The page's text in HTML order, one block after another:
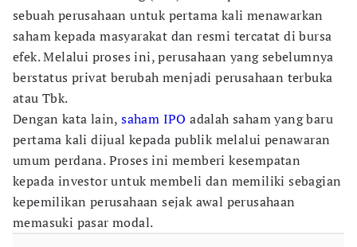
sebuah perusahaan untuk pertama kali menawarkan
saham kepada masyarakat dan resmi tercatat di bursa
efek. Melalui proses ini, perusahaan yang sebelumnya
berstatus privat berubah menjadi perusahaan terbuka
atau Tbk.
Dengan kata lain,saham IPO adalah saham yang baru
pertama kali dijual kepada publik melalui penawaran
umum perdana. Proses ini memberi kesempatan
kepada investor untuk membeli dan memiliki sebagian
kepemilikan perusahaan sejak awal perusahaan
memasuki pasar modal.